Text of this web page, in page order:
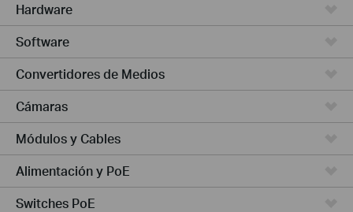
Hardware
Software
Convertidores de Medios
Cámaras
Módulos y Cables
Alimentación y PoE
Switches PoE